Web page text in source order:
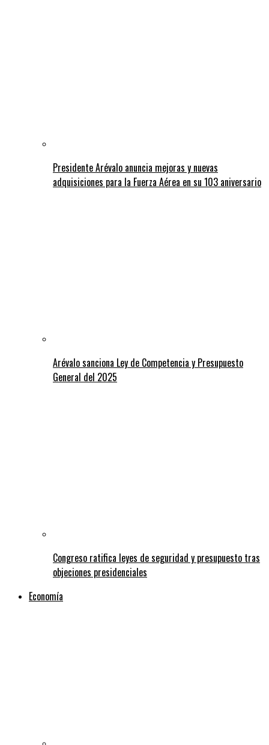
Presidente Arévalo anuncia mejoras y nuevas
adquisiciones para la Fuerza Aérea en su 103 aniversario
Arévalo sanciona Ley de Competencia y Presupuesto
General del 2025
Congreso ratifica leyes de seguridad y presupuesto tras
objeciones presidenciales
Economía